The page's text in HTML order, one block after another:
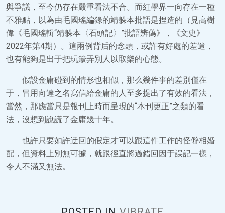
與爭議，至今仍存在嚴重看法不合。而紅學界一向存在一種
不雅點，以為由毛國瑤編錄的靖躲本批語是捏造的（見高樹
偉《毛國瑤輯“靖躲本〈石頭記〉”批語辨偽》，《文史》
2022年第4期）。這兩例背后的念頭，或許有好處的差遣，
也有能夠是出于把玩簸弄別人以取樂的心態。
假設金庸碰到的情形也相似，那么幾件事的差別僅在
于，冒用向達之名寫信給金庸的人至多提出了有效的看法，
當然，那應當只是報刊上時而呈現的“本刊更正”之類的看
法，沒想到說謊了金庸幾十年。
也許只要如許迂回的假定才可以跟這件工作的怪僻相婚
配，但資料上別無可據，就跟徑直將過錯回因于誤記一樣，
令人不滿又無法。